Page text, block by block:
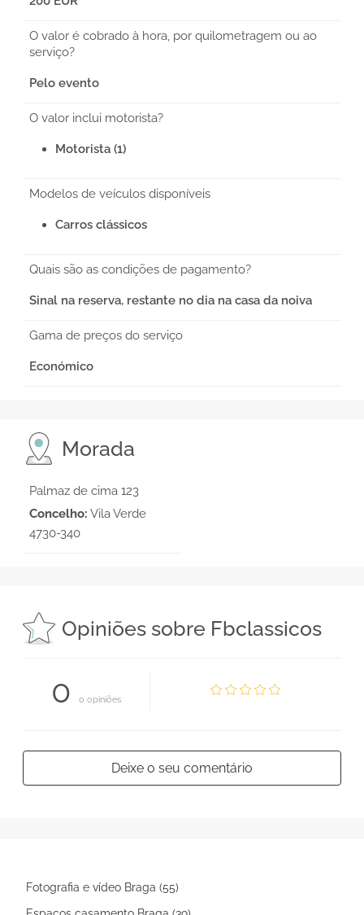
O valor é cobrado à hora, por quilometragem ou ao
serviço?
Pelo evento
O valor inclui motorista?
Motorista (1)
Modelos de veículos disponíveis
Carros clássicos
Quais são as condições de pagamento?
Sinal na reserva, restante no dia na casa da noiva
Gama de preços do serviço
Económico
Morada
Palmaz de cima 123
Concelho: Vila Verde
4730-340
Opiniões sobre Fbclassicos
0 0 opiniões
Deixe o seu comentário
Fotografia e vídeo Braga (55)